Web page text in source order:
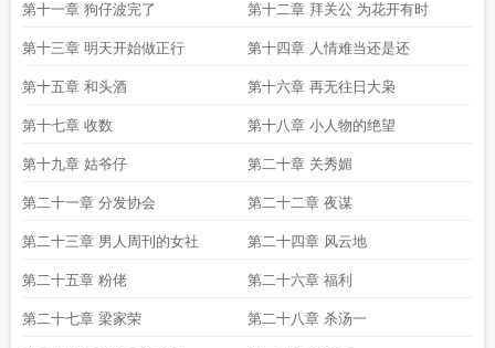
枭雄精校版 重生之大枭雄崛起 重生之大枭雄一共多少章节重生之大枭雄全本未
删节 重生之大枭雄txt 重生之大枭雄霍东峻 重生之大枭雄txt百度 重生之大枭雄
雄无删减版 重生之大枭雄完结了吗 重生之大枭雄为什么断更了末世重生之大枭
生之大枭雄和大英雄
重生之大枭雄后续没有卖的吗重生之大枭雄 沧海
大枭雄后续大纲重生之大枭雄TXT百度资源重生之大枭雄类似的书
生之大枭雄沧海煮成酒重生之大枭雄改名了?
第二部叫什么 重生之大枭雄后续四章 重生之大枭雄沧海煮成酒百度
之大枭雄断更 重生之大枭雄精校 重生之大枭雄免费阅读重生之大枭雄无错
第十一章 狗仔波完了 第十二章 拜关公 为花开有时
第十三章 明天开始做正行 第十四章 人情难当还是还
第十五章 和头酒 第十六章 再无往日大枭
第十七章 收数 第十八章 小人物的绝望
第十九章 姑爷仔 第二十章 关秀媚
第二十一章 分发协会 第二十二章 夜谋
第二十三章 男人周刊的女社 第二十四章 风云地
第二十五章 粉佬 第二十六章 福利
第二十七章 梁家荣 第二十八章 杀汤一